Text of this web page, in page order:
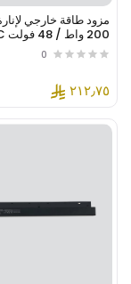
مزود طاقة خارجي
200 واط / 48 فولت DC
0
٢١٢٫٧٥